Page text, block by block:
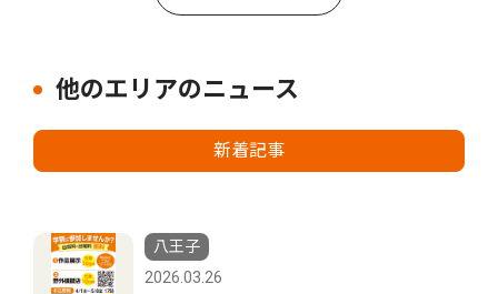
他のエリアのニュース
新着記事
八王子
2026.03.26